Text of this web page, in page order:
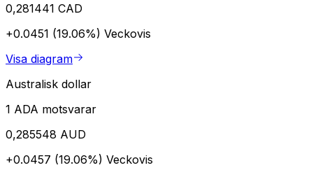
0,281441 CAD
+0.0451 (19.06%) Veckovis
Visa diagram
Australisk dollar
1 ADA motsvarar
0,285548 AUD
+0.0457 (19.06%) Veckovis